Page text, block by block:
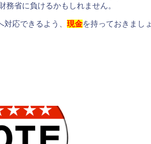
省に負けるかもしれません。
応できるよう、 現金を持っておきまし